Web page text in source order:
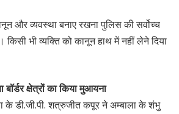
और व्यवस्था बनाए रखना पुलिस की सर्वोच्च
किसी भी व्यक्ति को कानून हाथ में नहीं लेने दिया
बॉर्डर क्षेत्रों का किया मुआयना
के डी.जी.पी. शत्रुजीत कपूर ने अम्बाला के शंभु